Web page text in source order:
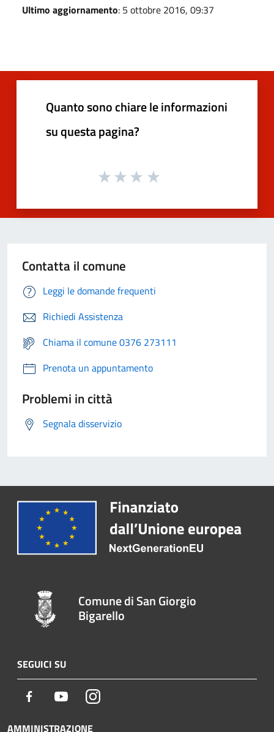
Ultimo aggiornamento: 5 ottobre 2016, 09:37
Quanto sono chiare le informazioni
su questa pagina?
Contatta il comune
Leggi le domande frequenti
Richiedi Assistenza
Chiama il comune 0376 273111
Prenota un appuntamento
Problemi in città
Segnala disservizio
Comune di San Giorgio
Bigarello
SEGUICI SU
Facebook YoutubeInstagram
AMMINISTRAZIONE